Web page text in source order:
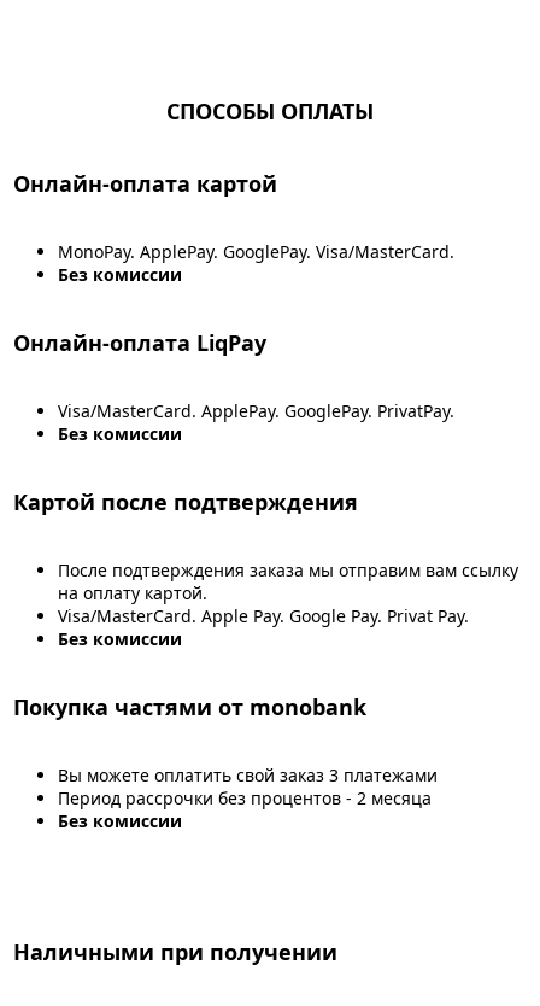
СПОСОБЫ ОПЛАТЫ
Онлайн-оплата картой
MonoPay. ApplePay. GooglePay. Visa/MasterCard.
Без комиссии
Онлайн-оплата LiqPay
Visa/MasterCard. ApplePay. GooglePay. PrivatPay.
Без комиссии
Картой после подтверждения
После подтверждения заказа мы отправим вам ссылку
на оплату картой.
Visa/MasterCard. Apple Pay. Google Pay. Privat Pay.
Без комиссии
Покупка частями от monobank
Вы можете оплатить свой заказ 3 платежами
Период рассрочки без процентов - 2 месяца
Без комиссии
Наличными при получении